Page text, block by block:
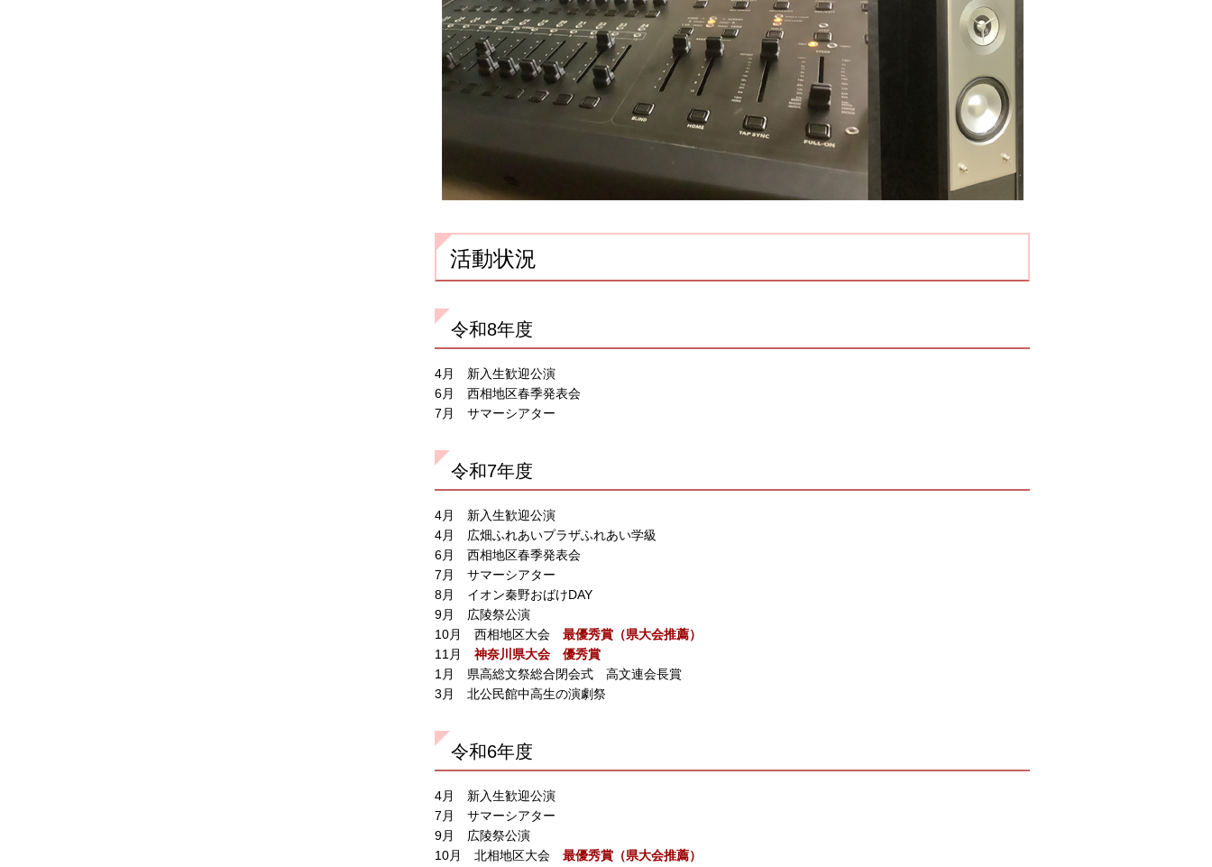
活動状況
令和8年度
4月 新入生歓迎公演
6月 西相地区春季発表会
7月 サマーシアター
令和7年度
4月 新入生歓迎公演
4月 広畑ふれあいプラザふれあい学級
6月 西相地区春季発表会
7月 サマーシアター
8月 イオン秦野おばけDAY
9月 広陵祭公演
10月 西相地区大会 最優秀賞（県大会推薦）
11月 神奈川県大会 優秀賞
1月 県高総文祭総合閉会式 高文連会長賞
3月 北公民館中高生の演劇祭
令和6年度
4月 新入生歓迎公演
7月 サマーシアター
9月 広陵祭公演
10月 北相地区大会 最優秀賞（県大会推薦）